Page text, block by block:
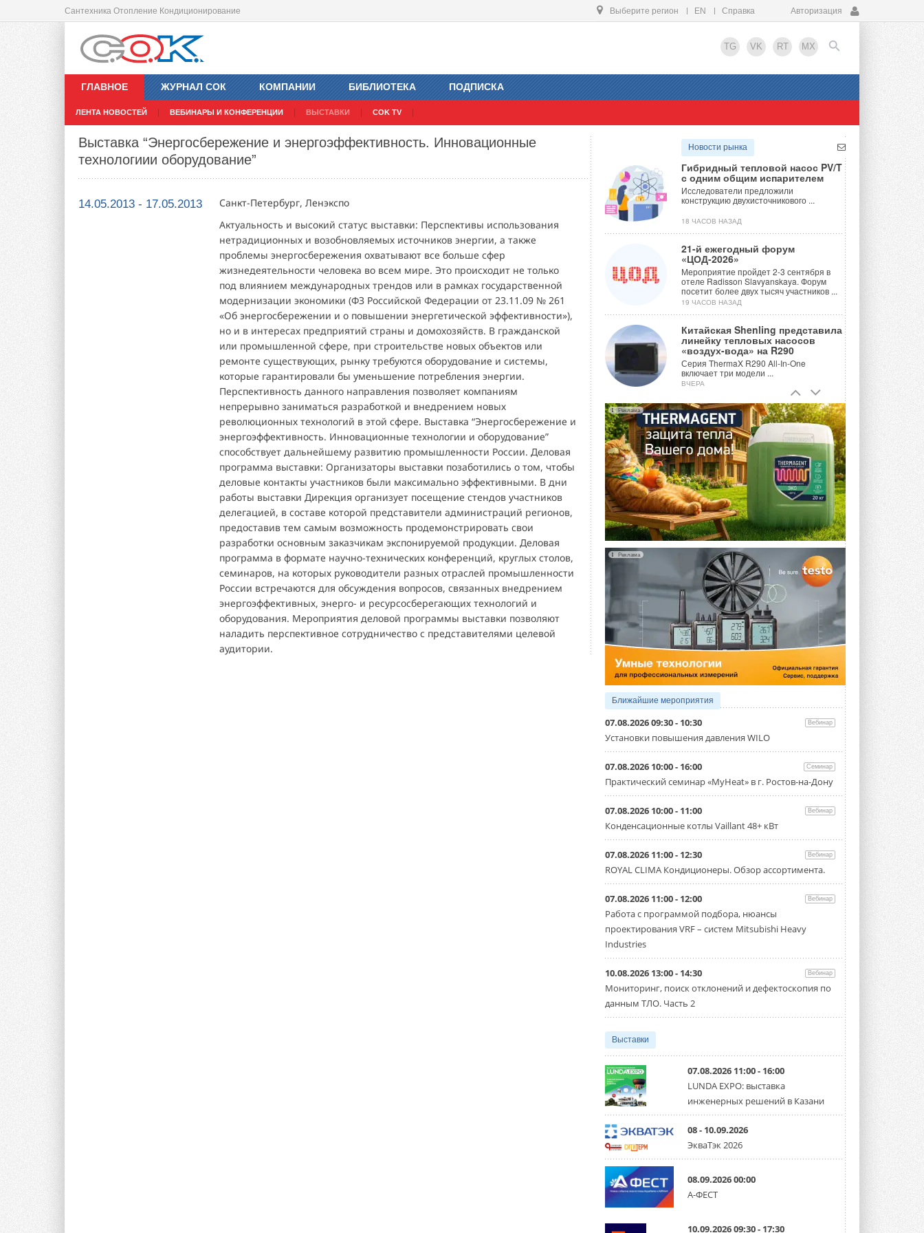
Сантехника Отопление Кондиционирование Выберите регион EN Справка Авторизация
TG VK RT MX
ГЛАВНОЕ
ЛЕНТА НОВОСТЕЙ ВЕБИНАРЫ И КОНФЕРЕНЦИИ ВЫСТАВКИ COK TV
ЖУРНАЛ СОК КОМПАНИИ БИБЛИОТЕКА ПОДПИСКА
EN
Выставка “Энергосбережение и энергоэффективность. Инновационные
технологиии оборудование”
14.05.2013 - 17.05.2013
Санкт-Петербург, Ленэкспо
Актуальность и высокий статус выставки: Перспективы использования
нетрадиционных и возобновляемых источников энергии, а также
проблемы энергосбережения охватывают все больше сфер
жизнедеятельности человека во всем мире. Это происходит не только
под влиянием международных трендов или в рамках государственной
модернизации экономики (ФЗ Российской Федерации от 23.11.09 № 261
«Об энергосбережении и о повышении энергетической эффективности»),
но и в интересах предприятий страны и домохозяйств. В гражданской
или промышленной сфере, при строительстве новых объектов или
ремонте существующих, рынку требуются оборудование и системы,
которые гарантировали бы уменьшение потребления энергии.
Перспективность данного направления позволяет компаниям
непрерывно заниматься разработкой и внедрением новых
революционных технологий в этой сфере. Выставка “Энергосбережение и
энергоэффективность. Инновационные технологии и оборудование”
способствует дальнейшему развитию промышленности России. Деловая
программа выставки: Организаторы выставки позаботились о том, чтобы
деловые контакты участников были максимально эффективными. В дни
работы выставки Дирекция организует посещение стендов участников
делегацией, в составе которой представители администраций регионов,
предоставив тем самым возможность продемонстрировать свои
разработки основным заказчикам экспонируемой продукции. Деловая
программа в формате научно-технических конференций, круглых столов,
семинаров, на которых руководители разных отраслей промышленности
России встречаются для обсуждения вопросов, связанных внедрением
энергоэффективных, энерго- и ресурсосберегающих технологий и
оборудования. Мероприятия деловой программы выставки позволяют
наладить перспективное сотрудничество с представителями целевой
аудитории.
Новости рынка
Гибридный тепловой насос PV/T
с одним общим испарителем
Исследователи предложили
конструкцию двухисточникового ...
18 ЧАСОВ НАЗАД
21-й ежегодный форум
«ЦОД-2026»
Мероприятие пройдет 2-3 сентября в
отеле Radisson Slavyanskaya. Форум
посетит более двух тысяч участников ...
19 ЧАСОВ НАЗАД
Китайская Shenling представила
линейку тепловых насосов
«воздух-вода» на R290
Серия ThermaX R290 All-In-One
включает три модели ...
ВЧЕРА
Тепловые насосы в связке с
солнечной генерацией и
накопителем снижают
потребление на 60%
Исследователи из Италии установили ...
ВЧЕРА
«РУСКЛИМАТ Fest 2026» в Уфе
собрал свыше 700 профи
климатической отрасли
Организатором выступил торгово-
производственный холдинг ...
3 АВГУСТА 2026
«Датарк» испытал модульный
ЦОД с плотностью 54 кВт на
стойку
Испытания прошли на собственной
производственной площадке и были ...
3 АВГУСТА 2026
Samsung выпускает VRF-
систему DVM на R32
Линейка включает семь типоразмеров
производительностью от 22,4 до 56 кВт.
Суммарная длина трубопроводов ...
3 АВГУСТА 2026
«СиСофт Девелопмент» подвел
итоги конкурса студенческих
проектов «ТИМ-лидеры 2026»
Новый сезон конкурса «ТИМ-лидеры»
стартует уже в сентябре 2026 года ...
3 АВГУСТА 2026
«Русклимат» укрепляет
партнёрство за Уралом
Президент Омского землячества в
Москве Михаил Тимошенко посетил
Омск с трёхдневным рабочим визитом ...
31 ИЮЛЯ 2026
Carrier модернизирует
флагманский чиллер AquaEdge
19XR
Чиллер получил новую версию,
Mitsubishi расширяет
направление систем
охлаждения для ЦОД
США запретили использование
иностранных инверторов
28 июля 2026 года Федеральная
комиссия по связи США (FCC) обновила
свой специальный перечень Covered ...
31 ИЮЛЯ 2026
Уже через месяц в России
можно будет устанавливать
солнечные панели в МКД
С 1 сентября снимается запрет на
микрогенерацию в многоквартирных ...
30 ИЮЛЯ 2026
Канальные вентиляторы с ЕС-
Реклама
Реклама
Ближайшие мероприятия
07.08.2026 09:30 - 10:30 Вебинар
Установки повышения давления WILO
07.08.2026 10:00 - 16:00 Семинар
Практический семинар «MyHeat» в г. Ростов-на-Дону
07.08.2026 10:00 - 11:00 Вебинар
Конденсационные котлы Vaillant 48+ кВт
07.08.2026 11:00 - 12:30 Вебинар
ROYAL CLIMA Кондиционеры. Обзор ассортимента.
07.08.2026 11:00 - 12:00 Вебинар
Работа с программой подбора, нюансы
проектирования VRF – систем Mitsubishi Heavy
Industries
10.08.2026 13:00 - 14:30 Вебинар
Мониторинг, поиск отклонений и дефектоскопия по
данным ТЛО. Часть 2
Выставки
07.08.2026 11:00 - 16:00
LUNDA EXPO: выставка
инженерных решений в Казани
08 - 10.09.2026
ЭкваТэк 2026
08.09.2026 00:00
А-ФЕСТ
10.09.2026 09:30 - 17:30